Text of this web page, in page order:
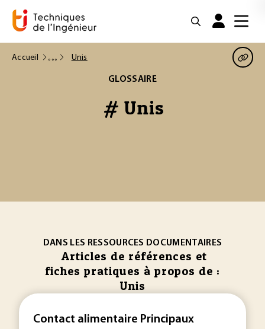
Accueil Unis
GLOSSAIRE
# Unis
DANS LES RESSOURCES DOCUMENTAIRES
Articles de références et
fiches pratiques à propos de :
Unis
Contact alimentaire Principaux